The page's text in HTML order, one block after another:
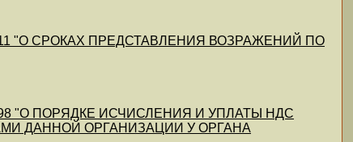
"О СРОКАХ ПРЕДСТАВЛЕНИЯ ВОЗРАЖЕНИЙ ПО
"О ПОРЯДКЕ ИСЧИСЛЕНИЯ И УПЛАТЫ НДС
ДАННОЙ ОРГАНИЗАЦИИ У ОРГАНА